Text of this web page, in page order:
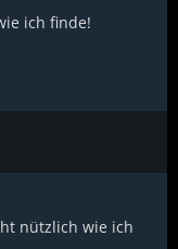
ich finde!
nützlich wie ich